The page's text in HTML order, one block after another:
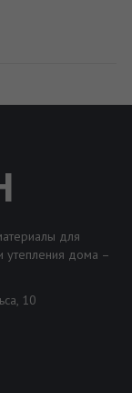
для
утепления дома –
10